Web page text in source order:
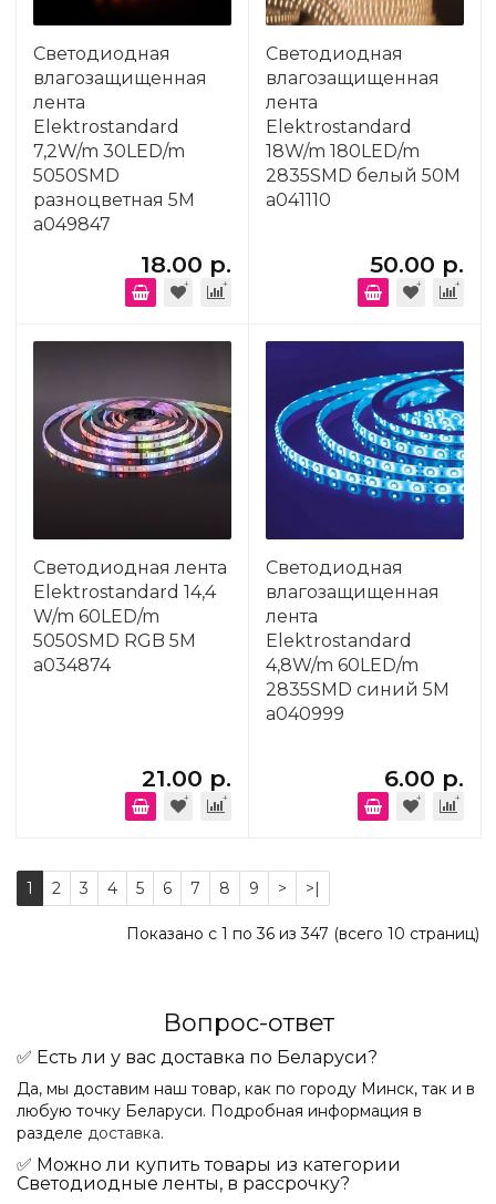
Светодиодная
влагозащищенная
лента
Elektrostandard
7,2W/m 30LED/m
5050SMD
разноцветная 5M
a049847
18.00 р.
Светодиодная
влагозащищенная
лента
Elektrostandard
18W/m 180LED/m
2835SMD белый 50M
a041110
50.00 р.
Светодиодная лента
Elektrostandard 14,4
W/m 60LED/m
5050SMD RGB 5M
a034874
21.00 р.
Светодиодная
влагозащищенная
лента
Elektrostandard
4,8W/m 60LED/m
2835SMD синий 5M
a040999
6.00 р.
1 2 3 4 5 6 7 8 9 > >|
Показано с 1 по 36 из 347 (всего 10 страниц)
Вопрос-ответ
✅ Есть ли у вас доставка по Беларуси?
Да, мы доставим наш товар, как по городу Минск, так и в
любую точку Беларуси. Подробная информация в
разделе доставка.
✅ Можно ли купить товары из категории
Светодиодные ленты, в рассрочку?